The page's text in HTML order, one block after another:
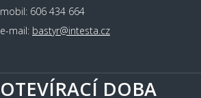
mobil: 606 434 664
e-mail: bastyr@intesta.cz
OTEVÍRACÍ DOBA